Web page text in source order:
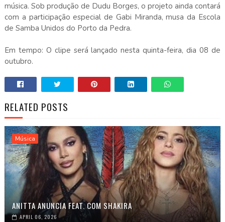
música. Sob produção de Dudu Borges, o projeto ainda contará
com a participação especial de Gabi Miranda, musa da Escola
de Samba Unidos do Porto da Pedra.
Em tempo: O clipe será lançado nesta quinta-feira, dia 08 de
outubro.
RELATED POSTS
Música
ANITTA ANUNCIA FEAT. COM SHAKIRA
APRIL 06, 2026